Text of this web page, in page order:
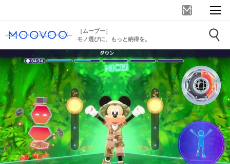
［ムーブー］
モノ選びに、もっと納得を。